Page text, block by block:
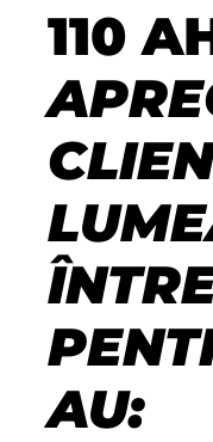
110
AU: